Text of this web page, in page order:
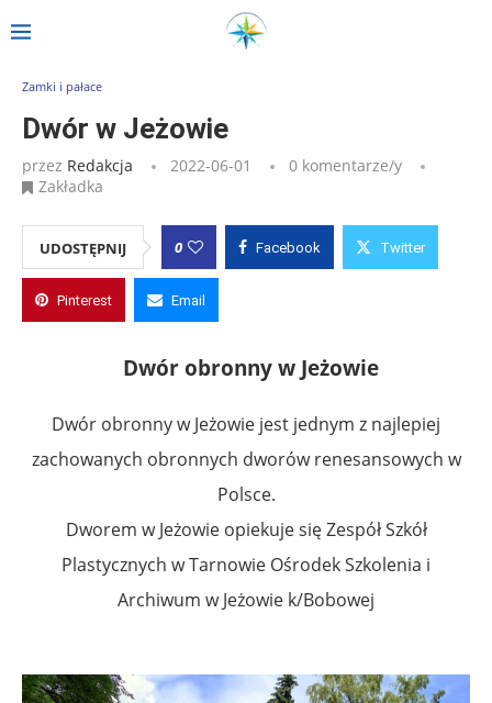
Strona główna Dwór w Jeżowie
Zamki i pałace
Dwór w Jeżowie
przez Redakcja 2022-06-01
0 komentarze/y
Zakładka
UDOSTĘPNIJ 0 Facebook Twitter
Pinterest Email
Dwór obronny w Jeżowie
Dwór obronny w Jeżowie jest jednym z najlepiej
zachowanych obronnych dworów renesansowych w
Polsce.
Dworem w Jeżowie opiekuje się Zespół Szkół
Plastycznych w Tarnowie Ośrodek Szkolenia i
Archiwum w Jeżowie k/Bobowej